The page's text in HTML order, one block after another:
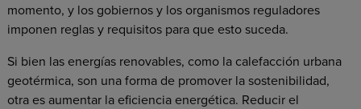
momento, y los gobiernos y los organismos reguladores
imponen reglas y requisitos para que esto suceda.
Si bien las energías renovables, como la calefacción urbana
geotérmica, son una forma de promover la sostenibilidad,
otra es aumentar la eficiencia energética. Reducir el